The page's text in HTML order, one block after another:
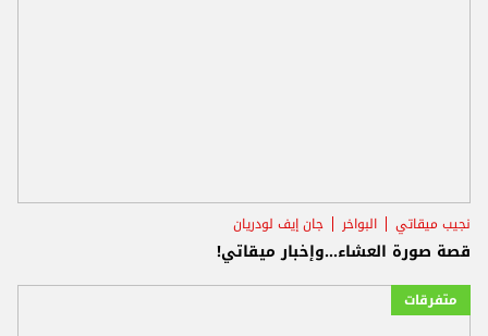
نجيب ميقاتي البواخر جان إيف لودريان
قصة صورة العشاء...وإخبار ميقاتي!
متفرقات